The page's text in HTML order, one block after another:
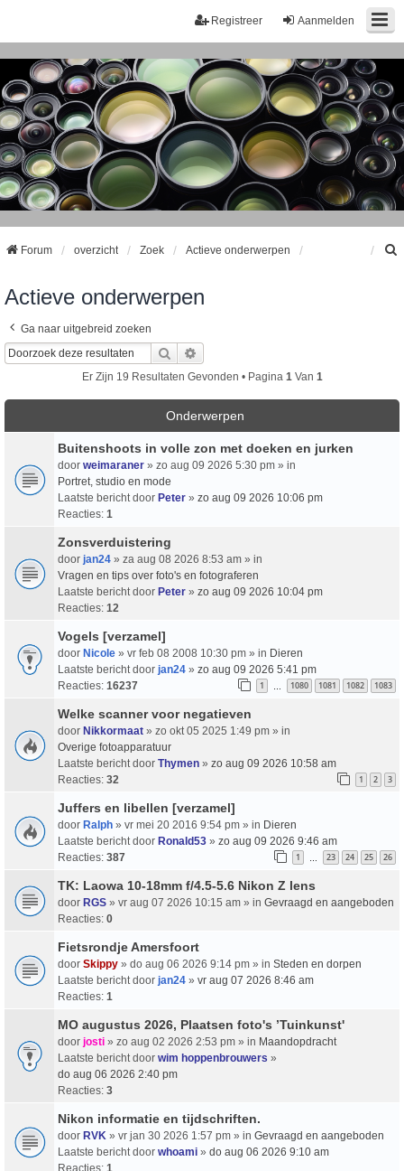
Aanmelden
Registreer
Forum overzicht Zoek Actieve onderwerpen
Actieve onderwerpen
Ga naar uitgebreid zoeken
Zoek
Er Zijn 19 Resultaten Gevonden • Pagina 1 Van 1
Onderwerpen
Buitenshoots in volle zon met doeken en jurken
door weimaraner » zo aug 09 2026 5:30 pm » in
Portret, studio en mode
Laatste bericht door Peter » zo aug 09 2026 10:06 pm
Reacties: 1
Zonsverduistering
door jan24 » za aug 08 2026 8:53 am » in
Vragen en tips over foto's en fotograferen
Laatste bericht door Peter » zo aug 09 2026 10:04 pm
Reacties: 12
Vogels [verzamel]
door Nicole » vr feb 08 2008 10:30 pm » in Dieren
Laatste bericht door jan24 » zo aug 09 2026 5:41 pm
Reacties: 16237 1 … 1080 1081 1082 1083
Welke scanner voor negatieven
door Nikkormaat » zo okt 05 2025 1:49 pm » in
Overige fotoapparatuur
Laatste bericht door Thymen » zo aug 09 2026 10:58 am
Reacties: 32 1 2 3
Juffers en libellen [verzamel]
door Ralph » vr mei 20 2016 9:54 pm » in Dieren
Laatste bericht door Ronald53 » zo aug 09 2026 9:46 am
Reacties: 387 1 … 23 24 25 26
TK: Laowa 10-18mm f/4.5-5.6 Nikon Z lens
door RGS » vr aug 07 2026 10:15 am » in Gevraagd en aangeboden
Reacties: 0
Fietsrondje Amersfoort
door Skippy » do aug 06 2026 9:14 pm » in Steden en dorpen
Laatste bericht door jan24 » vr aug 07 2026 8:46 am
Reacties: 1
MO augustus 2026, Plaatsen foto's ’Tuinkunst'
door josti » zo aug 02 2026 2:53 pm » in Maandopdracht
Laatste bericht door wim hoppenbrouwers »
do aug 06 2026 2:40 pm
Reacties: 3
Nikon informatie en tijdschriften.
door RVK » vr jan 30 2026 1:57 pm » in Gevraagd en aangeboden
Laatste bericht door whoami » do aug 06 2026 9:10 am
Reacties: 1